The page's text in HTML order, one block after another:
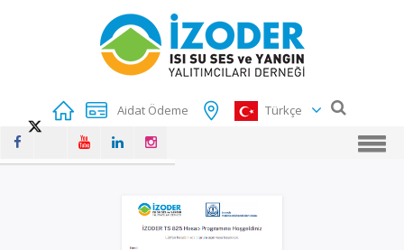
Aidat Ödeme Türkçe